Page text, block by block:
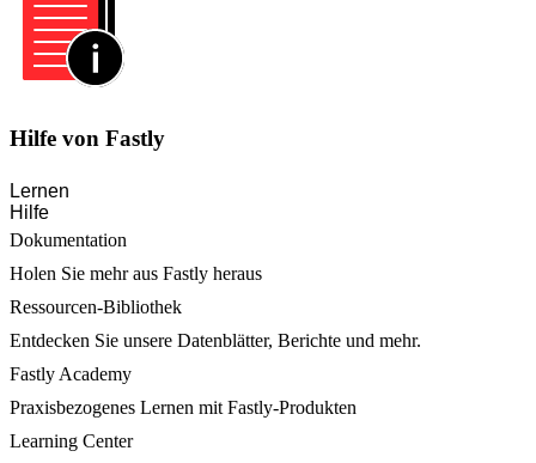
Hilfe von Fastly
Lernen
Hilfe
Dokumentation
Holen Sie mehr aus Fastly heraus
Ressourcen-Bibliothek
Entdecken Sie unsere Datenblätter, Berichte und mehr.
Fastly Academy
Praxisbezogenes Lernen mit Fastly-Produkten
Learning Center